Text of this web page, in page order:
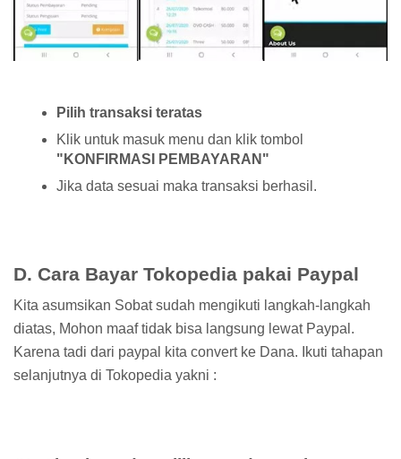
Pilih transaksi teratas
Klik untuk masuk menu dan klik tombol
"KONFIRMASI PEMBAYARAN"
Jika data sesuai maka transaksi berhasil.
D. Cara Bayar Tokopedia pakai Paypal
Kita asumsikan Sobat sudah mengikuti langkah-langkah
diatas, Mohon maaf tidak bisa langsung lewat Paypal.
Karena tadi dari paypal kita convert ke Dana. Ikuti tahapan
selanjutnya di Tokopedia yakni :